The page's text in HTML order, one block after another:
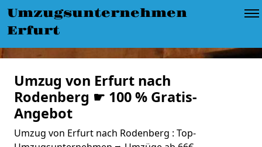
Umzugsunternehmen
Erfurt
Umzug von Erfurt nach
Rodenberg ☛ 100 % Gratis-
Angebot
Umzug von Erfurt nach Rodenberg : Top-